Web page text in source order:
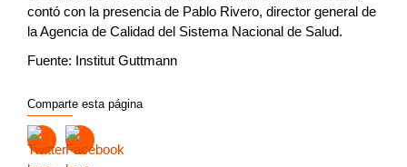
contó con la presencia de Pablo Rivero, director general de
la Agencia de Calidad del Sistema Nacional de Salud.
Fuente: Institut Guttmann
Comparte esta página